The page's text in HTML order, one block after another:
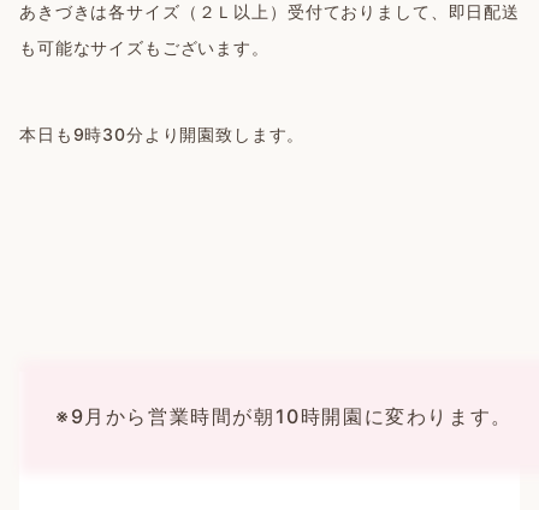
あきづきは各サイズ（２Ｌ以上）受付ておりまして、即日配送
も可能なサイズもございます。
本日も9時30分より開園致します。
※9月から営業時間が朝10時開園に変わります。